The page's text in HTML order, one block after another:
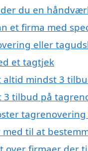
du en
et firma med
eller
et tagtjek
mindst 3
3 tilbud på
med til at